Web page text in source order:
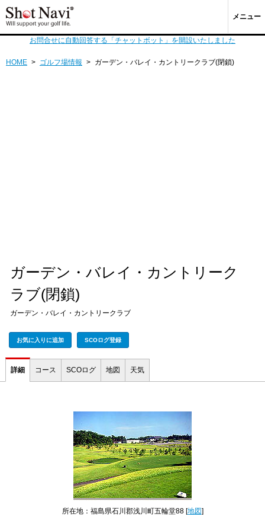
メニュー
お問合せに自動回答する「チャットボット」を開設いたしました
HOME > ゴルフ場情報 > ガーデン・バレイ・カントリークラブ(閉鎖)
ガーデン・バレイ・カントリーク
ラブ(閉鎖)
ガーデン・バレイ・カントリークラブ
お気に入りに追加 SCOログ登録
詳細 コース SCOログ 地図 天気
所在地：福島県石川郡浅川町五輪堂88 [地図]